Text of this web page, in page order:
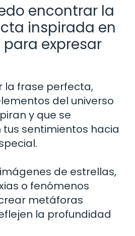
encontrar la
inspirada en
para expresar
la frase perfecta,
del universo
y que se
sentimientos hacia
de estrellas,
o fenómenos
metáforas
la profundidad